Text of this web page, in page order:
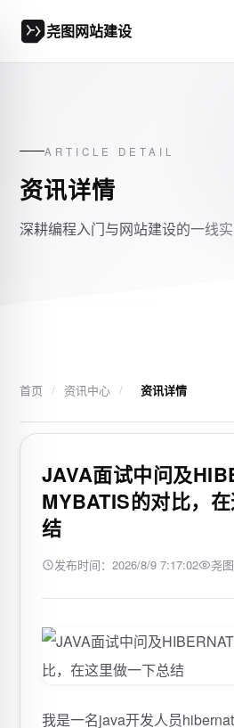
尧图网站建设
ARTICLE DETAIL
资讯详情
深耕编程入门与网站建设的一线实
首页 / 资讯中心 / 资讯详情
JAVA面试中问及
MYBATIS的对比，
结
发布时间：2026/8/9 7:17:02 尧
我是一名java开发人员